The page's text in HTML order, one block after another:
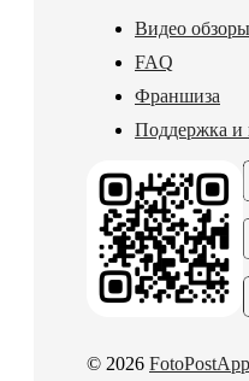
Видео обзоры
FAQ
Франшиза
Поддержка и
© 2026 FotoPostApp